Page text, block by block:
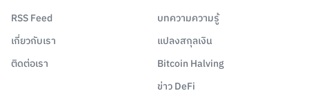
RSS Feed
เกี่ยวกับเรา
ติดต่อเรา
บทความความรู้
แปลงสกุลเงิน
Bitcoin Halving
ข่าว DeFi